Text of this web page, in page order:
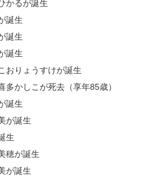
かるが誕生
誕生
誕生
誕生
おりょうすけが誕生
かしこが死去（享年85歳）
誕生
が誕生
生
穂が誕生
が誕生